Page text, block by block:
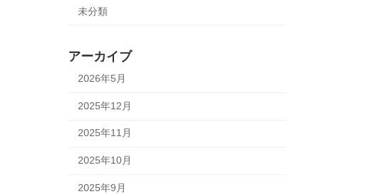
未分類
アーカイブ
2026年5月
2025年12月
2025年11月
2025年10月
2025年9月